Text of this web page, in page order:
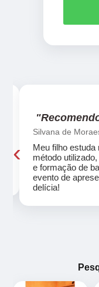
Silvana de
Meu filho
método
e formação de
evento de
delícia!
‹